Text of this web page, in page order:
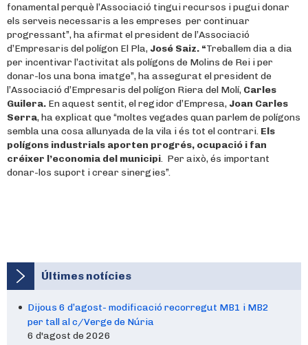
fonamental perquè l’Associació tingui recursos i pugui donar
els serveis necessaris a les empreses per continuar
progressant”, ha afirmat el president de l’Associació
d’Empresaris del polígon El Pla, José Saiz. “Treballem dia a dia
per incentivar l’activitat als polígons de Molins de Rei i per
donar-los una bona imatge”, ha assegurat el president de
l’Associació d’Empresaris del polígon Riera del Molí, Carles
Guilera. En aquest sentit, el regidor d’Empresa, Joan Carles
Serra, ha explicat que “moltes vegades quan parlem de polígons
sembla una cosa allunyada de la vila i és tot el contrari. Els
polígons industrials aporten progrés, ocupació i fan
créixer l’economia del municipi. Per això, és important
donar-los suport i crear sinergies”.
Últimes notícies
Dijous 6 d’agost- modificació recorregut MB1 i MB2
per tall al c/Verge de Núria
6 d'agost de 2026